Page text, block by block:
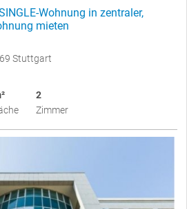
Wohnung in zentraler,
mieten
Stuttgart
2
Zimmer